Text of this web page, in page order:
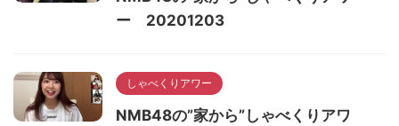
ー 20201203
しゃべくりアワー
NMB48の”家から”しゃべくりアワ